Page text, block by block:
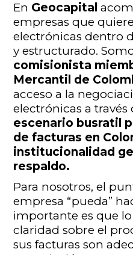
En Geocapital
empresas que
electrónicas dentro
y estructurado.
comisionista
Mercantil de
acceso a la
electrónicas a
escenario busratil
de facturas en
institucionalidad
respaldo.
Para nosotros, el
empresa “pueda”
importante es que
claridad sobre el
sus facturas son